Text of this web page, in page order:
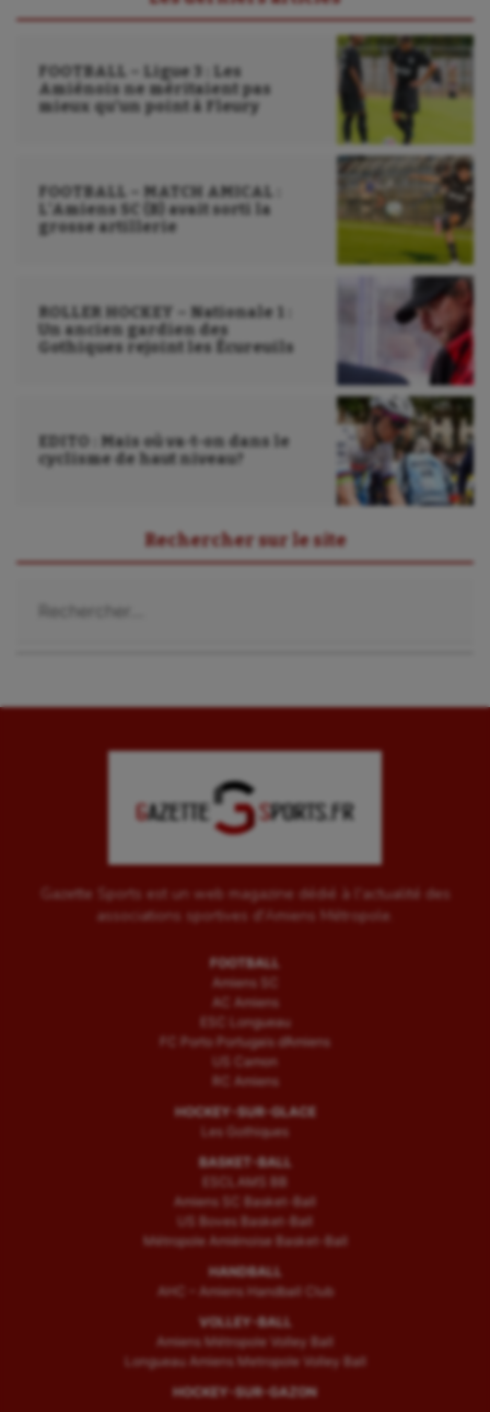
Wakeboard
FOOTBALL – Ligue 3 : Les
Amiénois ne méritaient pas
mieux qu’un point à Fleury
FOOTBALL – MATCH AMICAL :
L’Amiens SC (B) avait sorti la
grosse artillerie
ROLLER HOCKEY – Nationale 1 :
Un ancien gardien des
Gothiques rejoint les Écureuils
EDITO : Mais où va-t-on dans le
cyclisme de haut niveau?
Rechercher sur le site
Gazette Sports est un web magazine dédié à l'actualité des
associations sportives d'Amiens Métropole.
FOOTBALL
Amiens SC
AC Amiens
ESC Longueau
FC Porto Portugais d’Amiens
US Camon
RC Amiens
HOCKEY-SUR-GLACE
Les Gothiques
BASKET-BALL
ESCLAMS BB
Amiens SC Basket-Ball
US Boves Basket-Ball
Métropole Amiénoise Basket-Ball
HANDBALL
AHC – Amiens Handball Club
VOLLEY-BALL
Amiens Métropole Volley Ball
Longueau Amiens Metropole Volley Ball
HOCKEY-SUR-GAZON